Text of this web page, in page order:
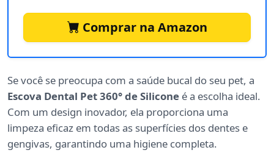
Comprar na Amazon
Se você se preocupa com a saúde bucal do seu pet, a
Escova Dental Pet 360° de Silicone é a escolha ideal.
Com um design inovador, ela proporciona uma
limpeza eficaz em todas as superfícies dos dentes e
gengivas, garantindo uma higiene completa.